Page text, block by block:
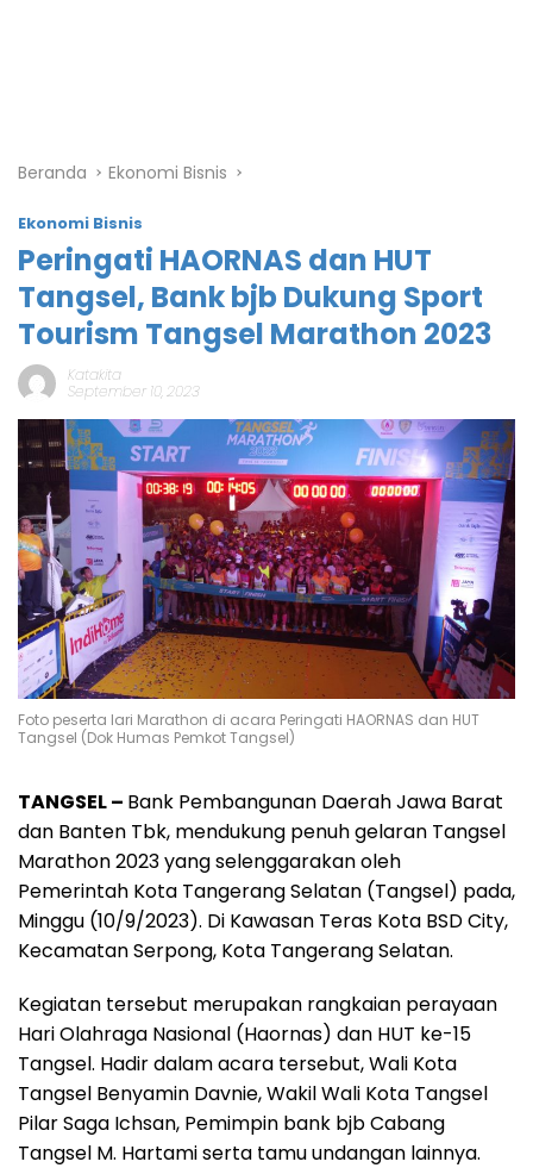
Beranda Ekonomi Bisnis
Ekonomi Bisnis
Peringati HAORNAS dan HUT
Tangsel, Bank bjb Dukung Sport
Tourism Tangsel Marathon 2023
Katakita
September 10, 2023
Foto peserta lari Marathon di acara Peringati HAORNAS dan HUT
Tangsel (Dok Humas Pemkot Tangsel)
TANGSEL – Bank Pembangunan Daerah Jawa Barat
dan Banten Tbk, mendukung penuh gelaran Tangsel
Marathon 2023 yang selenggarakan oleh
Pemerintah Kota Tangerang Selatan (Tangsel) pada,
Minggu (10/9/2023). Di Kawasan Teras Kota BSD City,
Kecamatan Serpong, Kota Tangerang Selatan.
Kegiatan tersebut merupakan rangkaian perayaan
Hari Olahraga Nasional (Haornas) dan HUT ke-15
Tangsel. Hadir dalam acara tersebut, Wali Kota
Tangsel Benyamin Davnie, Wakil Wali Kota Tangsel
Pilar Saga Ichsan, Pemimpin bank bjb Cabang
Tangsel M. Hartami serta tamu undangan lainnya.